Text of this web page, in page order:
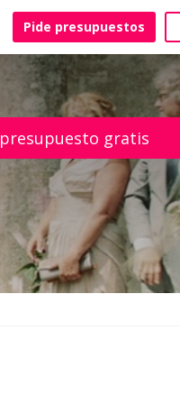
Pide presupuestos
gratis